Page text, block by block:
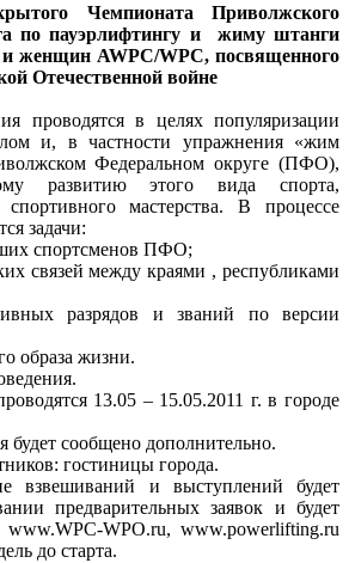
Чемпионата Приволжского
по пауэрлифтингу и жиму штанги
женщин AWPC/WPC, посвященного
Отечественной войне
в целях популяризации
и, в частности упражнения «жим
Федеральном округе (ПФО),
развитию этого вида спорта,
мастерства. В процессе
задачи:
спортсменов ПФО;
связей между краями , республиками
разрядов и званий по версии
образа жизни.
13.05 – 15.05.2011 г. в городе
сообщено дополнительно.
гостиницы города.
и выступлений будет
предварительных заявок и будет
WPO.ru, www.powerlifting.ru
до старта.